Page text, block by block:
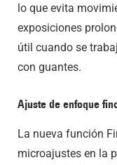
lo que evita
exposiciones
útil cuando se
con guantes.
Ajuste de enfoque
La nueva función
microajustes en la